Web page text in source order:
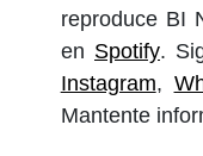
reproduce BI
en Spotify.
Instagram,
Mantente